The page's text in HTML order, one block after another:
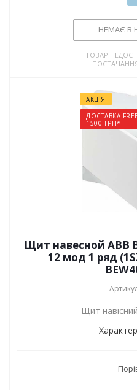
НЕМАЄ В
ТОВАР
АКЦІЯ
ДОСТАВКА
1500 ГРН*
Щит навесной ABB
12 мод 1 ряд
Щит